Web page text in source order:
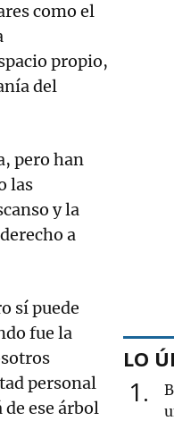
como el
propio,
del
pero han
las
y la
a
sí puede
fue la
personal
ese árbol
LO
1